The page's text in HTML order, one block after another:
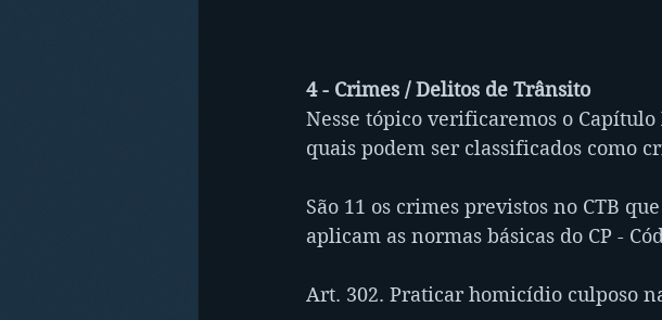
4 - Crimes / Delitos de Trânsito
Nesse tópico verificaremos o
quais podem ser classificados como
São 11 os crimes previstos no CTB
aplicam as normas básicas do CP -
Art. 302. Praticar homicídio culposo